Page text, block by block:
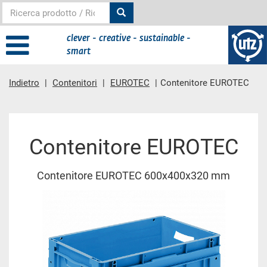
clever - creative - sustainable -
smart
Indietro Contenitori EUROTEC Contenitore EUROTEC
Contenitore EUROTEC
Contenitore EUROTEC 600x400x320 mm